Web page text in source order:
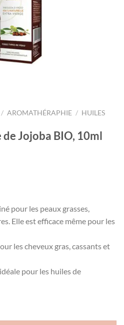
/ AROMATHÉRAPHIE / HUILES
Jojoba BIO, 10ml
pour les peaux grasses,
Elle est efficace même pour les
les cheveux gras, cassants et
pour les huiles de